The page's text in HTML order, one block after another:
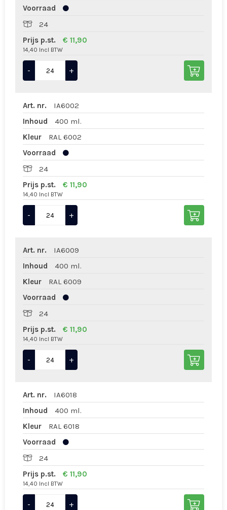
Voorraad
24
Prijs p.st.
€ 11,90
14,40 Incl BTW
- +
Art. nr.
IA6002
Inhoud
400 ml.
Kleur
RAL 6002
Voorraad
24
Prijs p.st.
€ 11,90
14,40 Incl BTW
- +
Art. nr.
IA6009
Inhoud
400 ml.
Kleur
RAL 6009
Voorraad
24
Prijs p.st.
€ 11,90
14,40 Incl BTW
- +
Art. nr.
IA6018
Inhoud
400 ml.
Kleur
RAL 6018
Voorraad
24
Prijs p.st.
€ 11,90
14,40 Incl BTW
- +